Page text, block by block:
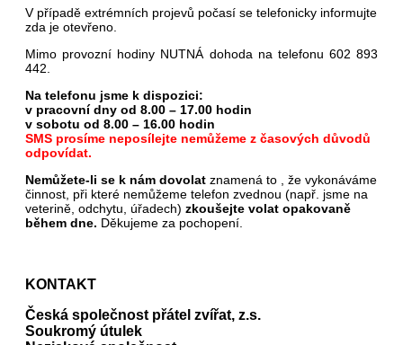
V případě extrémních projevů počasí se telefonicky informujte
zda je otevřeno.
Mimo provozní hodiny NUTNÁ dohoda na telefonu 602 893
442.
Na telefonu jsme k dispozici:
v pracovní dny od 8.00 – 17.00 hodin
v sobotu od 8.00 – 16.00 hodin
SMS prosíme neposílejte nemůžeme z časových důvodů
odpovídat.
Nemůžete-li se k nám dovolat znamená to , že vykonáváme
činnost, při které nemůžeme telefon zvednou (např. jsme na
veterině, odchytu, úřadech) zkoušejte volat opakovaně
během dne. Děkujeme za pochopení.
KONTAKT
Česká společnost přátel zvířat, z.s.
Soukromý útulek